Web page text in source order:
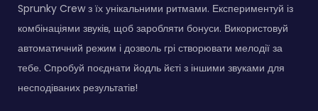
Sprunky Crew з їх унікальними ритмами. Експериментуй із
комбінаціями звуків, щоб заробляти бонуси. Використовуй
автоматичний режим і дозволь грі створювати мелодії за
тебе. Спробуй поєднати йодль йєті з іншими звуками для
несподіваних результатів!